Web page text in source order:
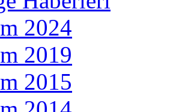
2024
2019
2015